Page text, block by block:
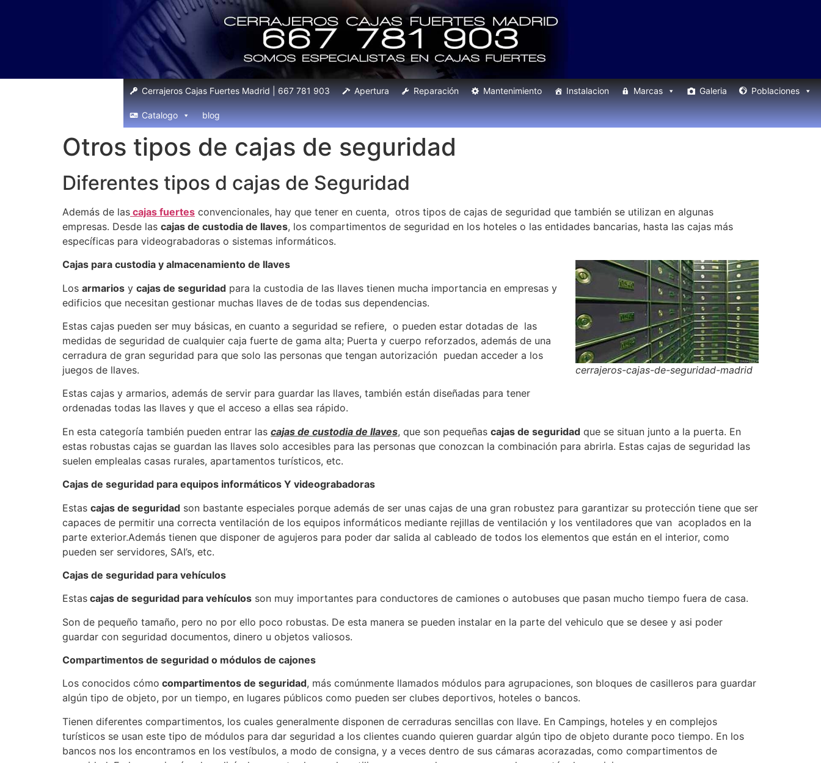
Cerrajeros Cajas Fuertes Madrid | 667 781 903 Apertura Reparación Mantenimiento Instalacion Marcas Galeria Poblaciones
Catalogo blog
Otros tipos de cajas de seguridad
Diferentes tipos d cajas de Seguridad
Además de las cajas fuertes convencionales, hay que tener en cuenta, otros tipos de cajas de seguridad que también se utilizan en algunas
empresas. Desde las cajas de custodia de llaves, los compartimentos de seguridad en los hoteles o las entidades bancarias, hasta las cajas más
específicas para videograbadoras o sistemas informáticos.
cerrajeros-cajas-de-seguridad-madrid
Cajas para custodia y almacenamiento de llaves
Los armarios y cajas de seguridad para la custodia de las llaves tienen mucha importancia en empresas y
edificios que necesitan gestionar muchas llaves de de todas sus dependencias.
Estas cajas pueden ser muy básicas, en cuanto a seguridad se refiere, o pueden estar dotadas de las
medidas de seguridad de cualquier caja fuerte de gama alta; Puerta y cuerpo reforzados, además de una
cerradura de gran seguridad para que solo las personas que tengan autorización puedan acceder a los
juegos de llaves.
Estas cajas y armarios, además de servir para guardar las llaves, también están diseñadas para tener
ordenadas todas las llaves y que el acceso a ellas sea rápido.
En esta categoría también pueden entrar las cajas de custodia de llaves, que son pequeñas cajas de seguridad que se situan junto a la puerta. En
estas robustas cajas se guardan las llaves solo accesibles para las personas que conozcan la combinación para abrirla. Estas cajas de seguridad las
suelen emplealas casas rurales, apartamentos turísticos, etc.
Cajas de seguridad para equipos informáticos Y videograbadoras
Estas cajas de seguridad son bastante especiales porque además de ser unas cajas de una gran robustez para garantizar su protección tiene que ser
capaces de permitir una correcta ventilación de los equipos informáticos mediante rejillas de ventilación y los ventiladores que van acoplados en la
parte exterior.Además tienen que disponer de agujeros para poder dar salida al cableado de todos los elementos que están en el interior, como
pueden ser servidores, SAI’s, etc.
Cajas de seguridad para vehículos
Estas cajas de seguridad para vehículos son muy importantes para conductores de camiones o autobuses que pasan mucho tiempo fuera de casa.
Son de pequeño tamaño, pero no por ello poco robustas. De esta manera se pueden instalar en la parte del vehiculo que se desee y asi poder
guardar con seguridad documentos, dinero u objetos valiosos.
Compartimentos de seguridad o módulos de cajones
Los conocidos cómo compartimentos de seguridad, más comúnmente llamados módulos para agrupaciones, son bloques de casilleros para guardar
algún tipo de objeto, por un tiempo, en lugares públicos como pueden ser clubes deportivos, hoteles o bancos.
Tienen diferentes compartimentos, los cuales generalmente disponen de cerraduras sencillas con llave. En Campings, hoteles y en complejos
turísticos se usan este tipo de módulos para dar seguridad a los clientes cuando quieren guardar algún tipo de objeto durante poco tiempo. En los
bancos nos los encontramos en los vestíbulos, a modo de consigna, y a veces dentro de sus cámaras acorazadas, como compartimentos de